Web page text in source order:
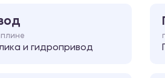
и гидропривод